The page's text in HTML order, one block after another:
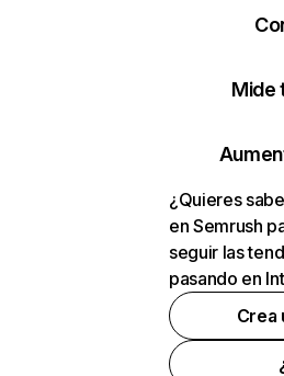
Mide
¿Quieres
en Semrush
seguir las
pasando en
Crea